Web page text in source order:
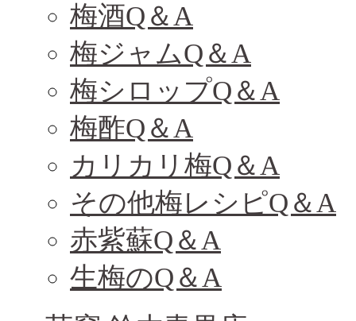
梅酒Q＆A
梅ジャムQ＆A
梅シロップQ＆A
梅酢Q＆A
カリカリ梅Q＆A
その他梅レシピQ＆A
赤紫蘇Q＆A
生梅のQ＆A